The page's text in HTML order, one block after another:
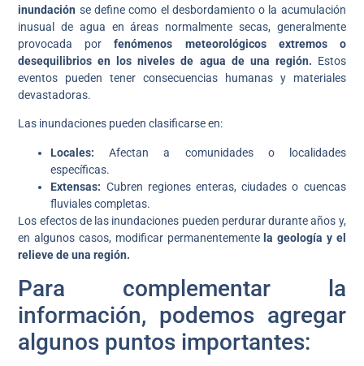
inundación se define como el desbordamiento o la acumulación
inusual de agua en áreas normalmente secas, generalmente
provocada porfenómenos meteorológicos extremos o
desequilibrios en los niveles de agua de una región. Estos
eventos pueden tener consecuencias humanas y materiales
devastadoras.
Las inundaciones pueden clasificarse en:
Locales: Afectan a comunidades o localidades
específicas.
Extensas: Cubren regiones enteras, ciudades o cuencas
fluviales completas.
Los efectos de las inundaciones pueden perdurar durante años y,
en algunos casos, modificar permanentemente la geología y el
relieve de una región.
Para complementar la
información, podemos agregar
algunos puntos importantes: